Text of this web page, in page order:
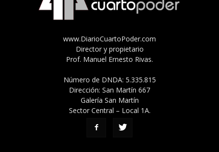
www.DiarioCuartoPoder.com
Director y propietario
Prof. Manuel Ernesto Rivas.
Número de DNDA: 5.335.815
Dirección: San Martín 667
Galería San Martín
Sector Central – Local 1A.